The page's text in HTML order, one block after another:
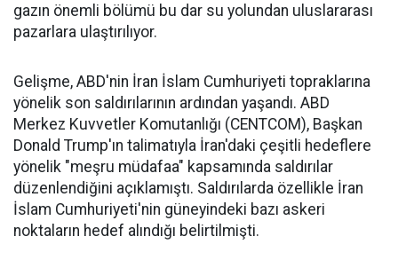
gazın önemli bölümü bu dar su yolundan uluslararası
pazarlara ulaştırılıyor.
Gelişme, ABD'nin İran İslam Cumhuriyeti topraklarına
yönelik son saldırılarının ardından yaşandı. ABD
Merkez Kuvvetler Komutanlığı (CENTCOM), Başkan
Donald Trump'ın talimatıyla İran'daki çeşitli hedeflere
yönelik "meşru müdafaa" kapsamında saldırılar
düzenlendiğini açıklamıştı. Saldırılarda özellikle İran
İslam Cumhuriyeti'nin güneyindeki bazı askeri
noktaların hedef alındığı belirtilmişti.